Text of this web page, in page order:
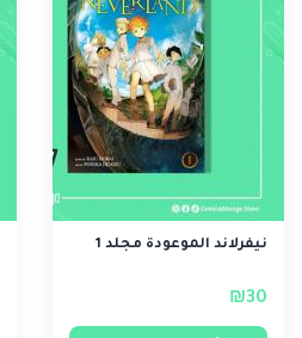
نيفرلاند الموعودة مجلد 1
₪30